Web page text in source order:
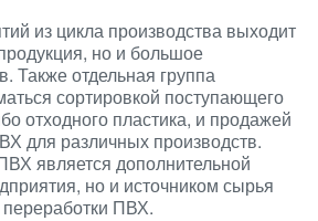
из цикла производства выходит
но и большое
Также отдельная группа
сортировкой поступающего
отходного пластика, и продажей
для различных производств.
является дополнительной
но и источником сырья
ПВХ.